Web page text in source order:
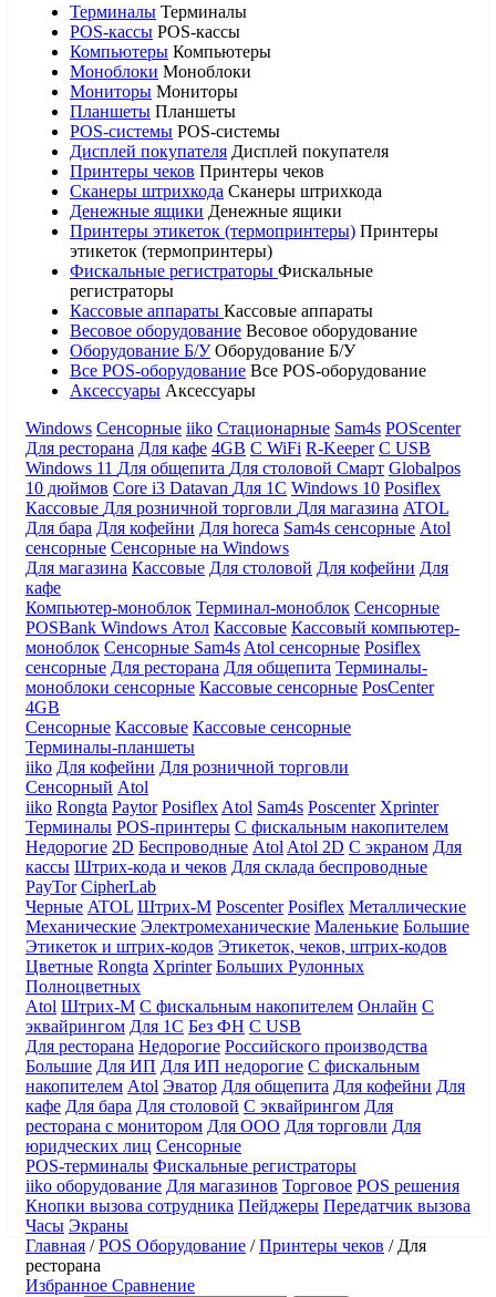
Терминалы Терминалы
POS-кассы POS-кассы
Компьютеры Компьютеры
Моноблоки Моноблоки
Мониторы Мониторы
Планшеты Планшеты
POS-системы POS-системы
Дисплей покупателя Дисплей покупателя
Принтеры чеков Принтеры чеков
Сканеры штрихкода Сканеры штрихкода
Денежные ящики Денежные ящики
Принтеры этикеток (термопринтеры) Принтеры
этикеток (термопринтеры)
Фискальные регистраторы Фискальные
регистраторы
Кассовые аппараты Кассовые аппараты
Весовое оборудование Весовое оборудование
Оборудование Б/У Оборудование Б/У
Все POS-оборудование Все POS-оборудование
Аксессуары Аксессуары
Windows Сенсорные iiko Стационарные Sam4s POScenter
Для ресторана Для кафе 4GB С WiFi R-Keeper С USB
Windows 11 Для общепита Для столовой Смарт Globalpos
10 дюймов Core i3 Datavan Для 1С Windows 10 Posiflex
Кассовые Для розничной торговли Для магазина ATOL
Для бара Для кофейни Для horeca Sam4s сенсорные Atol
сенсорные Сенсорные на Windows
Для магазина Кассовые Для столовой Для кофейни Для
кафе
Компьютер-моноблок Терминал-моноблок Сенсорные
POSBank Windows Атол Кассовые Кассовый компьютер-
моноблок Сенсорные Sam4s Atol сенсорные Posiflex
сенсорные Для ресторана Для общепита Терминалы-
моноблоки сенсорные Кассовые сенсорные PosCenter
4GB
Сенсорные Кассовые Кассовые сенсорные
Терминалы-планшеты
iiko Для кофейни Для розничной торговли
Сенсорный Atol
iiko Rongta Paytor Posiflex Atol Sam4s Poscenter Xprinter
Терминалы POS-принтеры С фискальным накопителем
Недорогие 2D Беспроводные Atol Atol 2D С экраном Для
кассы Штрих-кода и чеков Для склада беспроводные
PayTor CipherLab
Черные ATOL Штрих-М Poscenter Posiflex Металлические
Механические Электромеханические Маленькие Большие
Этикеток и штрих-кодов Этикеток, чеков, штрих-кодов
Цветные Rongta Xprinter Больших Рулонных
Полноцветных
Atol Штрих-М С фискальным накопителем Онлайн С
эквайрингом Для 1С Без ФН С USB
Для ресторана Недорогие Российского производства
Большие Для ИП Для ИП недорогие С фискальным
накопителем Atol Эватор Для общепита Для кофейни Для
кафе Для бара Для столовой С эквайрингом Для
ресторана с монитором Для ООО Для торговли Для
юридческих лиц Сенсорные
POS-терминалы Фискальные регистраторы
iiko оборудование Для магазинов Торговое POS решения
Кнопки вызова сотрудника Пейджеры Передатчик вызова
Часы Экраны
Главная /POS Оборудование /Принтеры чеков / Для
ресторана
Избранное Сравнение